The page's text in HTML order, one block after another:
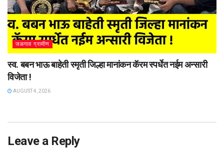
जळगाव ग्रामीण
स्व. बबन भाऊ बाहेती स्मृती जिल्हा मानांकन कॅरम स्पर्धेत नईम अन्सारी
विजेता !
AUGUST 4, 2026
Leave a Reply